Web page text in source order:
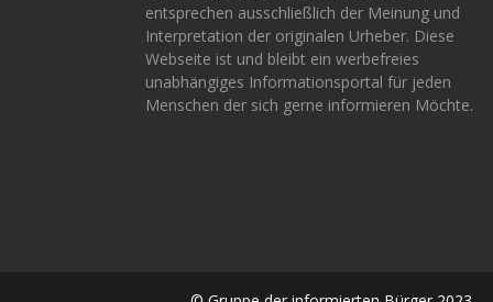
entsprechen ausschließlich der Meinung und
Interpretation der originalen Urheber. Diese
Webseite ist und bleibt ein werbefreies
unabhängiges Informationsportal für jeden
Menschen der sich gerne informieren Möchte.